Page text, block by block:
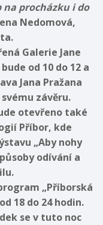
procházku i do
Nedomová,
Galerie Jane
od 10 do 12 a
Jana Pražana
závěru.
otevřeno také
Příbor, kde
„Aby nohy
odívání a
„Příborská
18 do 24 hodin.
se v tuto noc